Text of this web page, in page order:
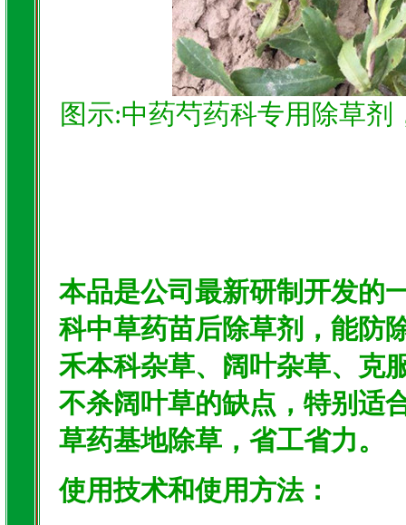
图示:中药芍药科专用除草
本品是公司最新研制开发的
科中草药苗后除草剂，能防
禾本科杂草、阔叶杂草、克
不杀阔叶草的缺点，特别适
草药基地除草，省工省力。
使用技术和使用方法：